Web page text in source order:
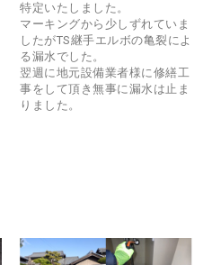
特定いたしました。
マーキングから少しずれていま
したがTS継手エルボの亀裂によ
る漏水でした。
翌週に地元設備業者様に修繕工
事をして頂き無事に漏水は止ま
りました。